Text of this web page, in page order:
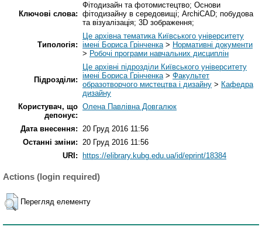
Ключові слова:
Фітодизайн та фотомистецтво; Основи
фітодизайну в середовищі; ArchiCAD; побудова
та візуалізація; 3D зображення;
Типологія:
Це архівна тематика Київського університету
імені Бориса Грінченка> Нормативні документи
> Робочі програми навчальних дисциплін
Підрозділи:
Це архівні підрозділи Київського університету
імені Бориса Грінченка> Факультет
образотворчого мистецтва і дизайну > Кафедра
дизайну
Користувач, що
депонує:
Олена Павлівна Довгалюк
Дата внесення: 20 Груд 2016 11:56
Останні зміни: 20 Груд 2016 11:56
URI:
https://elibrary.kubg.edu.ua/id/eprint/18384
Actions (login required)
Перегляд елементу